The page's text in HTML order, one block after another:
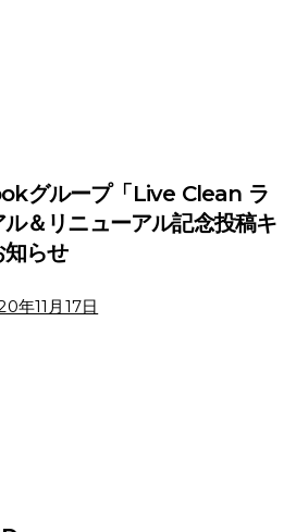
グループ「Live Clean ラ
＆リニューアル記念投稿キ
知らせ
年11月17日